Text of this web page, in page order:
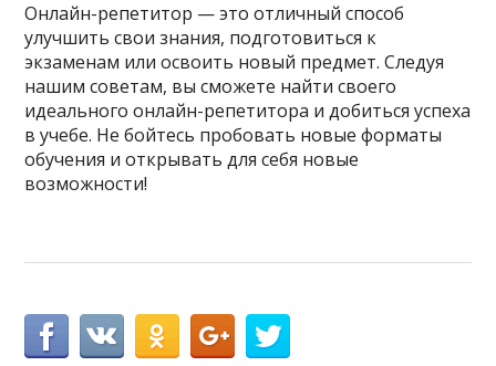
Онлайн-репетитор — это отличный способ
улучшить свои знания, подготовиться к
экзаменам или освоить новый предмет. Следуя
нашим советам, вы сможете найти своего
идеального онлайн-репетитора и добиться успеха
в учебе. Не бойтесь пробовать новые форматы
обучения и открывать для себя новые
возможности!